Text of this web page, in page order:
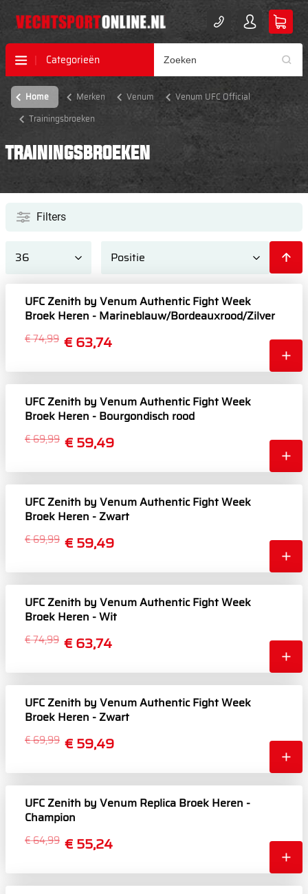
Categorieën
Home Merken Venum
Venum UFC Official
Trainingsbroeken
TRAININGSBROEKEN
Filters
UFC Zenith by Venum Authentic Fight Week
Broek Heren - Marineblauw/Bordeauxrood/Zilver
€ 63,74
€ 74,99
UFC Zenith by Venum Authentic Fight Week
Broek Heren - Bourgondisch rood
€ 59,49
€ 69,99
UFC Zenith by Venum Authentic Fight Week
Broek Heren - Zwart
€ 59,49
€ 69,99
UFC Zenith by Venum Authentic Fight Week
Broek Heren - Wit
€ 63,74
€ 74,99
UFC Zenith by Venum Authentic Fight Week
Broek Heren - Zwart
€ 59,49
€ 69,99
UFC Zenith by Venum Replica Broek Heren -
Champion
€ 55,24
€ 64,99